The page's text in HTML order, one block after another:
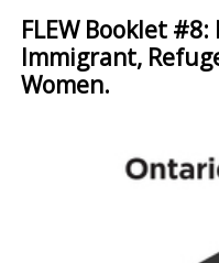
d’Ariane
FLEW Booklet
Immigrant,
Women.